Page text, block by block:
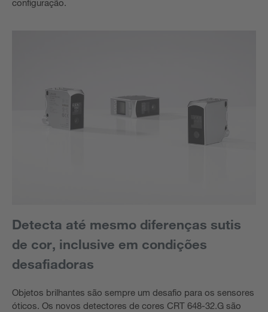
configuração.
Detecta até mesmo diferenças sutis
de cor, inclusive em condições
desafiadoras
Objetos brilhantes são sempre um desafio para os sensores
óticos. Os novos detectores de cores CRT 648-32.G são